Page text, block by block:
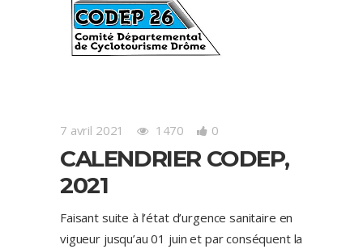
7 avril 2021 1470 0
CALENDRIER CODEP,
2021
Faisant suite à l’état d’urgence sanitaire en
vigueur jusqu’au 01 juin et par conséquent la